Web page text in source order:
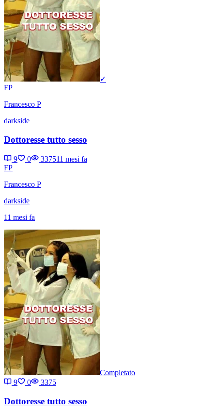
✓
FP
Francesco P
darkside
Dottoresse tutto sesso
9 0 337511 mesi fa
FP
Francesco P
darkside
11 mesi fa
Completato
9
0 3375
Dottoresse tutto sesso